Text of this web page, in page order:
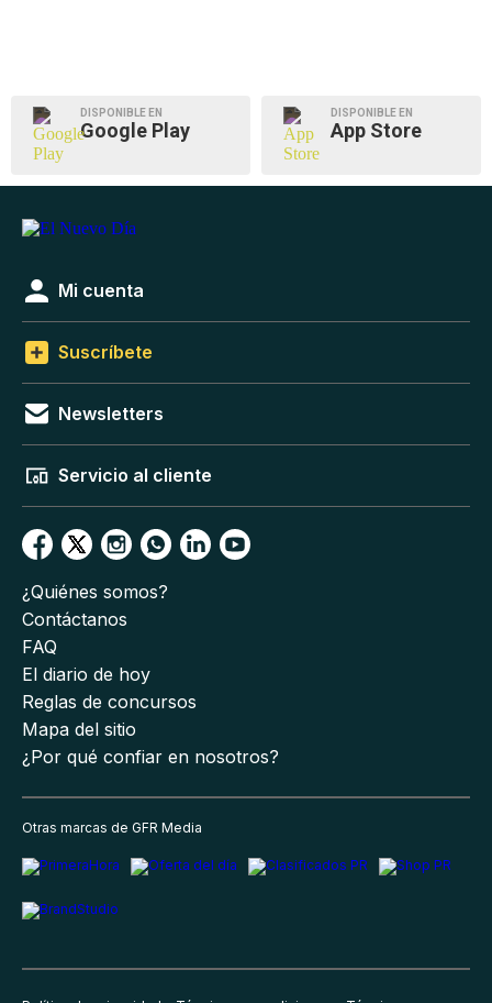
DISPONIBLE EN
Google Play
DISPONIBLE EN
App Store
Mi cuenta
Suscríbete
Newsletters
Servicio al cliente
¿Quiénes somos?
Contáctanos
FAQ
El diario de hoy
Reglas de concursos
Mapa del sitio
¿Por qué confiar en nosotros?
Otras marcas de GFR Media